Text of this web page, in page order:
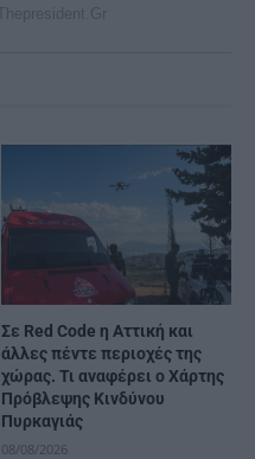
Σε Red Code η Αττική και
άλλες πέντε περιοχές της
χώρας. Τι αναφέρει ο Χάρτης
Πρόβλεψης Κινδύνου
Πυρκαγιάς
08/08/2026